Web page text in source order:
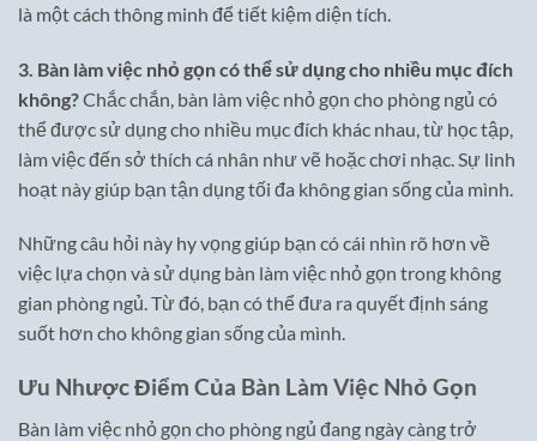
là một cách thông minh để tiết kiệm diện tích.
3. Bàn làm việc nhỏ gọn có thể sử dụng cho nhiều mục đích
không?Chắc chắn, bàn làm việc nhỏ gọn cho phòng ngủ có
thể được sử dụng cho nhiều mục đích khác nhau, từ học tập,
làm việc đến sở thích cá nhân như vẽ hoặc chơi nhạc. Sự linh
hoạt này giúp bạn tận dụng tối đa không gian sống của mình.
Những câu hỏi này hy vọng giúp bạn có cái nhìn rõ hơn về
việc lựa chọn và sử dụng bàn làm việc nhỏ gọn trong không
gian phòng ngủ. Từ đó, bạn có thể đưa ra quyết định sáng
suốt hơn cho không gian sống của mình.
Ưu Nhược Điểm Của Bàn Làm Việc Nhỏ Gọn
Bàn làm việc nhỏ gọn cho phòng ngủ đang ngày càng trở